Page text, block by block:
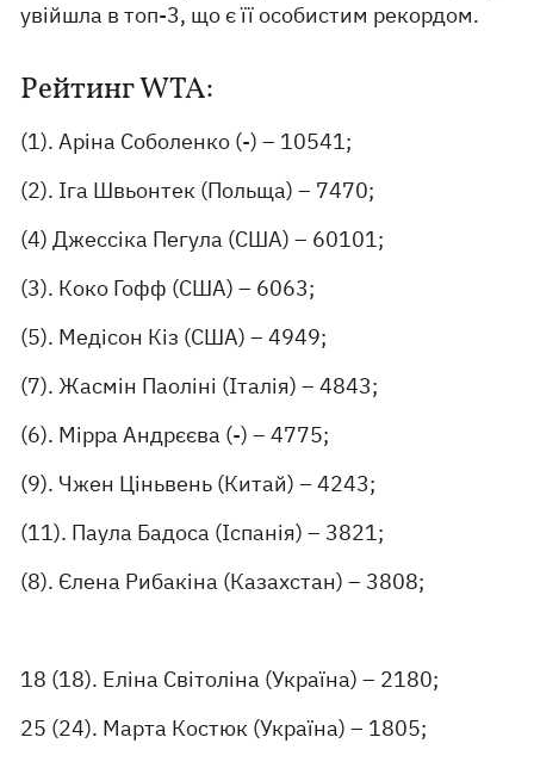
увійшла в топ-3, що є її особистим рекордом.
Рейтинг WTA:
(1). Аріна Соболенко (-) – 10541;
(2). Іга Швьонтек (Польща) – 7470;
(4) Джессіка Пегула (США) – 60101;
(3). Коко Гофф (США) – 6063;
(5). Медісон Кіз (США) – 4949;
(7). Жасмін Паоліні (Італія) – 4843;
(6). Мірра Андрєєва (-) – 4775;
(9). Чжен Ціньвень (Китай) – 4243;
(11). Паула Бадоса (Іспанія) – 3821;
(8). Єлена Рибакіна (Казахстан) – 3808;
18 (18). Еліна Світоліна (Україна) – 2180;
25 (24). Марта Костюк (Україна) – 1805;